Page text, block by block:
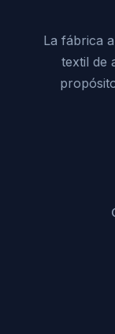
La fábrica
textil de